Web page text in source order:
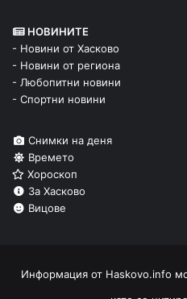
НОВИНИТЕ
- Новини от Хасково
- Новини от региона
- Любопитни новини
- Спортни новини
Снимки на деня
Времето
Хороскоп
За Хасково
Вицове
Информация от Haskovo.info